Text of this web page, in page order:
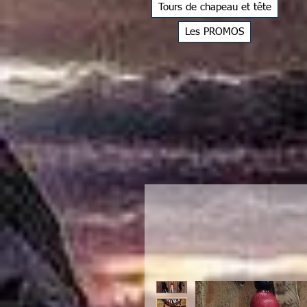
Tours de chapeau et tête
Les PROMOS